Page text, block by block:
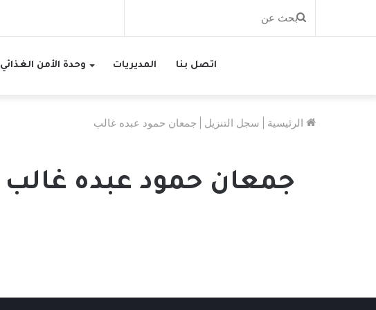
بحث
وحدة الأمن الغذائي المديريات اتصل بنا
الرئيسية سجل التنزيل جمعان حمود عبده غالب
جمعان حمود عبده غالب